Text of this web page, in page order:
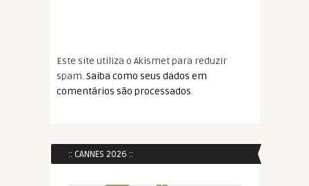
Este site utiliza o Akismet para reduzir
spam. Saiba como seus dados em
comentários são processados.
:: CANNES 2026 ::